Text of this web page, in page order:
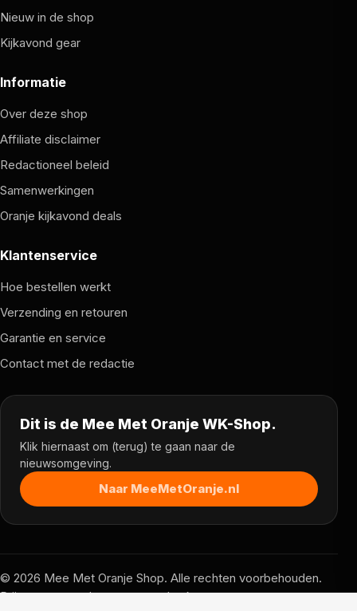
Nieuw in de shop
Kijkavond gear
Informatie
Over deze shop
Affiliate disclaimer
Redactioneel beleid
Samenwerkingen
Oranje kijkavond deals
Klantenservice
Hoe bestellen werkt
Verzending en retouren
Garantie en service
Contact met de redactie
Dit is de Mee Met Oranje WK-Shop.
Klik hiernaast om (terug) te gaan naar de
nieuwsomgeving.
Naar MeeMetOranje.nl
© 2026 Mee Met Oranje Shop. Alle rechten voorbehouden.
Prijzen, voorraad en voorwaarden kunnen per partner